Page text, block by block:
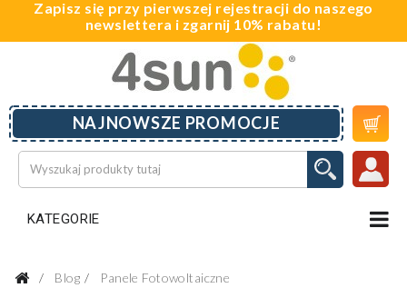
Zapisz się przy pierwszej rejestracji do naszego
newslettera i zgarnij 10% rabatu!
KATEGORIE
NAJNOWSZE PROMOCJE 
Blog
Panele Fotowoltaiczne